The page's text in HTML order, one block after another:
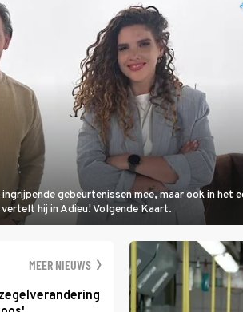
gebeurtenissen mee, maar ook in het
hij in Adieu! Volgende Kaart.
MEER NIEUWS